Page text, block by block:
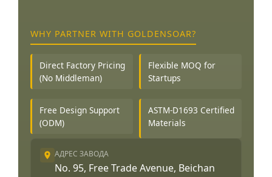
WHY PARTNER WITH GOLDENSOAR?
Direct Factory Pricing
(No Middleman)
Flexible MOQ for
Startups
Free Design Support
(ODM)
ASTM-D1693 Certified
Materials
АДРЕС ЗАВОДА
No. 95, Free Trade Avenue, Beichan